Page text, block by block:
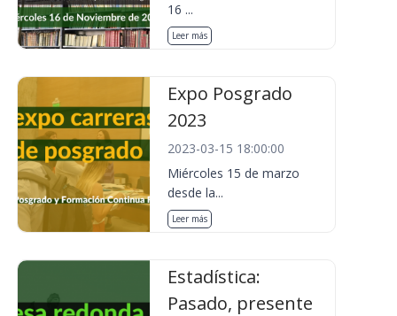
16 ...
Leer más
Expo Posgrado
2023
2023-03-15 18:00:00
Miércoles 15 de marzo
desde la...
Leer más
Estadística:
Pasado, presente